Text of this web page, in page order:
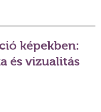
képekben:
és vizualitás